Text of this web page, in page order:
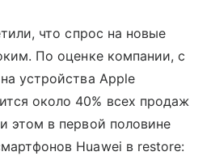
что спрос на новые
По оценке компании, с
устройства Apple
около 40% всех продаж
этом в первой половине
Huawei в restore: